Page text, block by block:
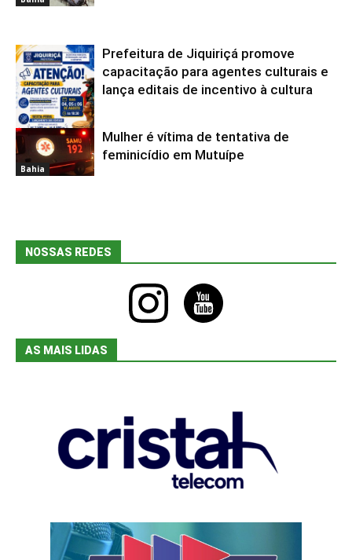
Bahia
Prefeitura de Jiquiriçá promove
capacitação para agentes culturais e
lança editais de incentivo à cultura
Bahia
Mulher é vítima de tentativa de
feminicídio em Mutuípe
NOSSAS REDES
instagram youtube
AS MAIS LIDAS